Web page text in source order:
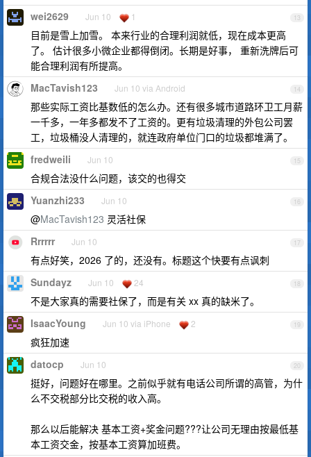
13
wei2629 Jun 10 1
目前是雪上加雪。 本来行业的合理利润就低，现在成本更高
了。 估计很多小微企业都得倒闭。长期是好事， 重新洗牌后可
能合理利润有所提高。
14
MacTavish123 Jun 10 via Android
那些实际工资比基数低的怎么办。还有很多城市道路环卫工月薪
一千多，一年多都发不了工资的。更有垃圾清理的外包公司罢
工，垃圾桶没人清理的，就连政府单位门口的垃圾都堆满了。
15
fredweili Jun 10
合规合法没什么问题，该交的也得交
16
Yuanzhi233 Jun 10
@MacTavish123 灵活社保
17
Rrrrrr Jun 10
有点好笑，2026 了的，还没有。标题这个快要有点讽刺
18
Sundayz Jun 10 24
不是大家真的需要社保了，而是有关 xx 真的缺米了。
19
IsaacYoung Jun 10 via iPhone 2
疯狂加速
20
datocp Jun 10
挺好，问题好在哪里。之前似乎就有电话公司所谓的高管，为什
么不交税部分比交税的收入高。
那么以后能解决 基本工资+奖金问题???让公司无理由按最低基
本工资交金，按基本工资算加班费。